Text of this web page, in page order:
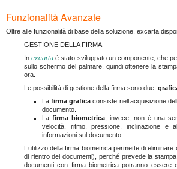
Funzionalità Avanzate
Oltre alle funzionalità di base della soluzione, excarta
GESTIONE DELLA FIRMA
Inexcarta è stato sviluppato un componente, che
sullo schermo del palmare, quindi ottenere la
ora.
Le possibilità di gestione della firma sono due:
Lafirma grafica consiste nell’acquisizione
documento.
La firma biometrica , invece, non è una
velocità, ritmo, pressione, inclinazione e
informazioni sul documento.
L’utilizzo della firma biometrica permette di
di rientro dei documenti), perché prevede la
documenti con firma biometrica potranno essere